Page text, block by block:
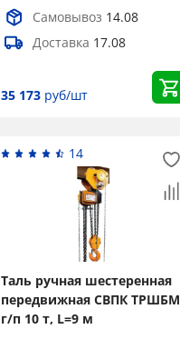
Самовывоз 14.08
Доставка 17.08
35 173 руб/шт
14
Таль ручная шестеренная
передвижная СВПК ТРШБМ
г/п 10 т, L=9 м